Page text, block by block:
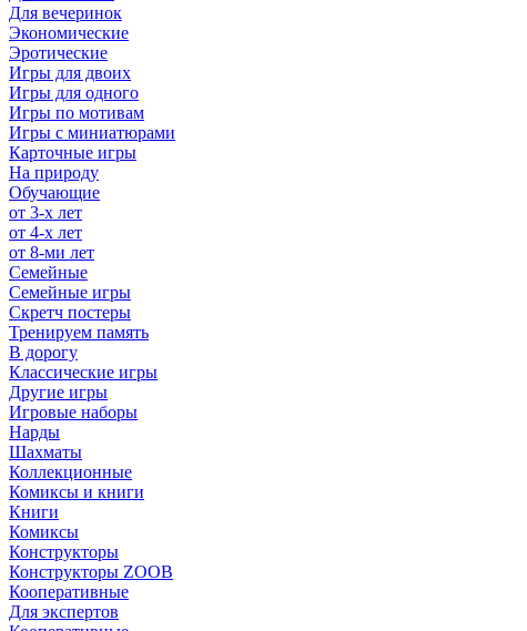
Для вечеринок
Экономические
Эротические
Игры для двоих
Игры для одного
Игры по мотивам
Игры с миниатюрами
Карточные игры
На природу
Обучающие
от 3-х лет
от 4-х лет
от 8-ми лет
Семейные
Семейные игры
Скретч постеры
Тренируем память
В дорогу
Классические игры
Другие игры
Игровые наборы
Нарды
Шахматы
Коллекционные
Комиксы и книги
Книги
Комиксы
Конструкторы
Конструкторы ZOOB
Кооперативные
Для экспертов